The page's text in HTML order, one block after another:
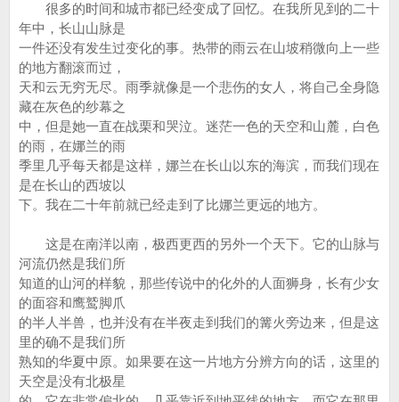
很多的时间和城市都已经变成了回忆。在我所见到的二十
年中，长山山脉是
一件还没有发生过变化的事。热带的雨云在山坡稍微向上一些
的地方翻滚而过，
天和云无穷无尽。雨季就像是一个悲伤的女人，将自己全身隐
藏在灰色的纱幕之
中，但是她一直在战栗和哭泣。迷茫一色的天空和山麓，白色
的雨，在娜兰的雨
季里几乎每天都是这样，娜兰在长山以东的海滨，而我们现在
是在长山的西坡以
下。我在二十年前就已经走到了比娜兰更远的地方。
这是在南洋以南，极西更西的另外一个天下。它的山脉与
河流仍然是我们所
知道的山河的样貌，那些传说中的化外的人面狮身，长有少女
的面容和鹰鹫脚爪
的半人半兽，也并没有在半夜走到我们的篝火旁边来，但是这
里的确不是我们所
熟知的华夏中原。如果要在这一片地方分辨方向的话，这里的
天空是没有北极星